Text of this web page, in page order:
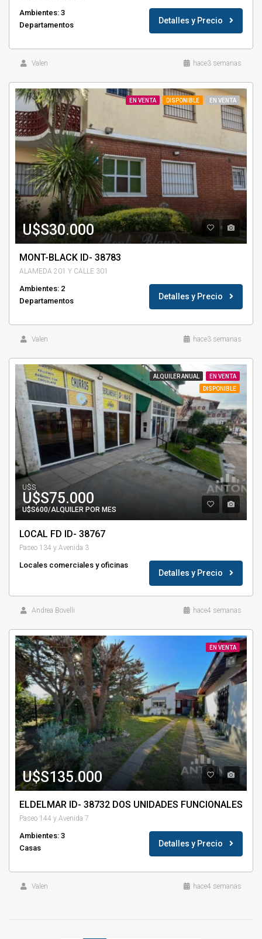
Ambientes: 3
Departamentos
Detalles y Precio
Valen hace3 semanas
EN VENTA DISPONIBLE EN VENTA
U$S30.000
MONT-BLACK ID- 38783
ALAMEDA 201 Y CALLE 301
Ambientes: 2
Departamentos
Detalles y Precio
Valen hace3 semanas
ALQUILER ANUAL
EN VENTA
DISPONIBLE
U$S
U$S75.000
U$S600/ALQUILER POR MES
LOCAL FD ID- 38767
Paseo 134 y Avenida 3
Locales comerciales y oficinas
Detalles y Precio
Andrea Bovelli hace4 semanas
EN VENTA
U$S135.000
ELDELMAR ID- 38732 DOS UNIDADES FUNCIONALES
Paseo 144 y Avenida 7
Ambientes: 3
Casas
Detalles y Precio
Valen hace4 semanas